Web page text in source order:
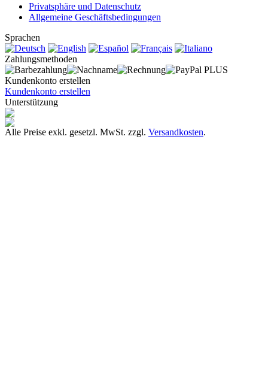
Privatsphäre und Datenschutz
Allgemeine Geschäftsbedingungen
Sprachen
Zahlungsmethoden
Kundenkonto erstellen
Kundenkonto erstellen
Unterstützung
Alle Preise exkl. gesetzl. MwSt. zzgl. Versandkosten.